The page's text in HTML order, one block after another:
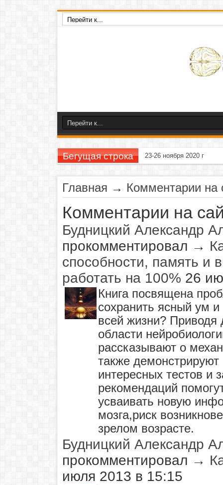
Бегущая строка 23-26 ноября 2020 г
Главная → Комментарии на
Комментарии на
Будницкий Александр
прокомментировал →
способности, память и
работать на 100% 26
Книга посвящена
сохранить ясный ум
всей жизни? Приводя
области
рассказывают о
также
интересных тестов и
рекомендаций
усваивать новую
мозга,риск
зрелом возрасте.
Будницкий Александр
прокомментировал →
июля 2013 в 15:15